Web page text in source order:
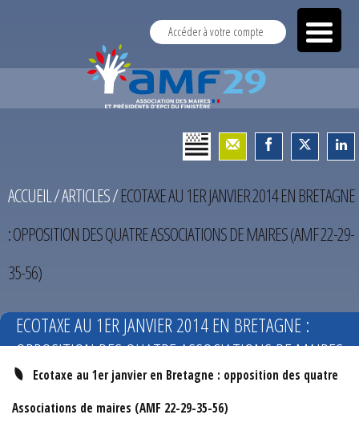
Accéder à votre compte
ACCUEIL/ARTICLES/ECOTAXE AU 1ER JANVIER 2014 EN BRETAGNE
: OPPOSITION DES QUATRE ASSOCIATIONS DE MAIRES (AMF 22-29-
35-56)
ECOTAXE AU 1ER JANVIER 2014 EN BRETAGNE :
OPPOSITION DES QUATRE ASSOCIATIONS DE MAIRES
(AMF 22-29-35-56)
Ecotaxe au 1er janvier en Bretagne : opposition des quatre
Associations de maires (AMF 22-29-35-56)